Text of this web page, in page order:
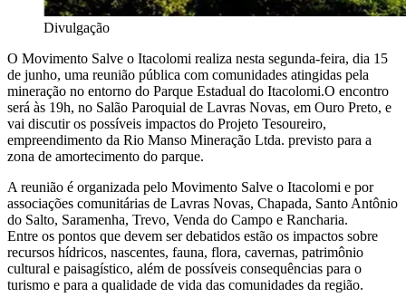
Divulgação
O Movimento Salve o Itacolomi realiza nesta segunda-feira, dia 15
de junho, uma reunião pública com comunidades atingidas pela
mineração no entorno do Parque Estadual do Itacolomi.O encontro
será às 19h, no Salão Paroquial de Lavras Novas, em Ouro Preto, e
vai discutir os possíveis impactos do Projeto Tesoureiro,
empreendimento da Rio Manso Mineração Ltda. previsto para a
zona de amortecimento do parque.
A reunião é organizada pelo Movimento Salve o Itacolomi e por
associações comunitárias de Lavras Novas, Chapada, Santo Antônio
do Salto, Saramenha, Trevo, Venda do Campo e Rancharia.
Entre os pontos que devem ser debatidos estão os impactos sobre
recursos hídricos, nascentes, fauna, flora, cavernas, patrimônio
cultural e paisagístico, além de possíveis consequências para o
turismo e para a qualidade de vida das comunidades da região.